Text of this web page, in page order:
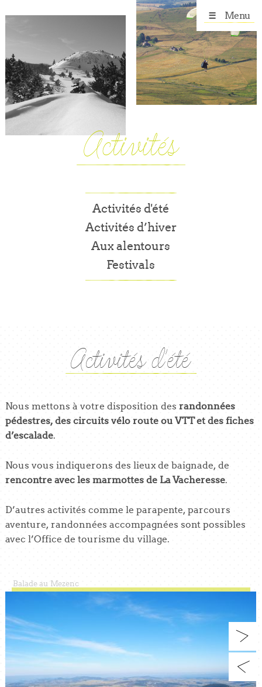
Menu
Activités
Activités d'été
Activités d’hiver
Aux alentours
Festivals
Activités d'été
Nous mettons à votre disposition desrandonnées
pédestres, des circuits vélo route ou VTT et des fiches
d’escalade.
Nous vous indiquerons des lieux de baignade, de
rencontre avec les marmottes de La Vacheresse.
D’autres activités comme le parapente, parcours
aventure, randonnées accompagnées sont possibles
avec l’Office de tourisme du village.
Balade au Mezenc